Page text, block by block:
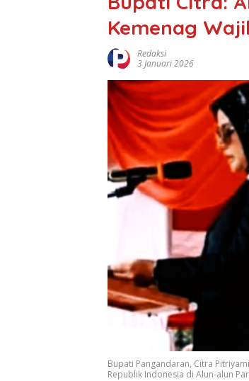
Kemenag
Redaksi
3 Januari 2026
Bupati Pangandaran, Citra
Republik Indonesia di Alun-alun